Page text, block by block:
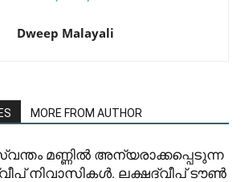
Dweep Malayali
MORE FROM AUTHOR
മണ്ണിൽ അന്യരാക്കപ്പെടുന്ന
നിവാസികൾ. ലക്ഷദ്വീപ് ടൗൺ